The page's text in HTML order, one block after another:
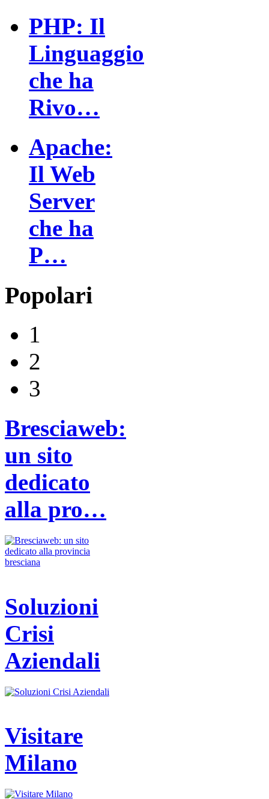
PHP: Il
Linguaggio
che ha
Rivo…
Apache:
Il Web
Server
che ha
P…
Popolari
1
2
3
Bresciaweb:
un sito
dedicato
alla pro…
Soluzioni
Crisi
Aziendali
Visitare
Milano